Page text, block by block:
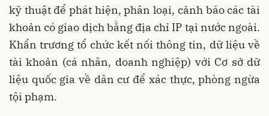
kỹ thuật để phát hiện, phân loại, cảnh báo các tài
khoản có giao dịch bằng địa chỉ IP tại nước ngoài.
Khẩn trương tổ chức kết nối thông tin, dữ liệu về
tài khoản (cá nhân, doanh nghiệp) với Cơ sở dữ
liệu quốc gia về dân cư để xác thực, phòng ngừa
tội phạm.